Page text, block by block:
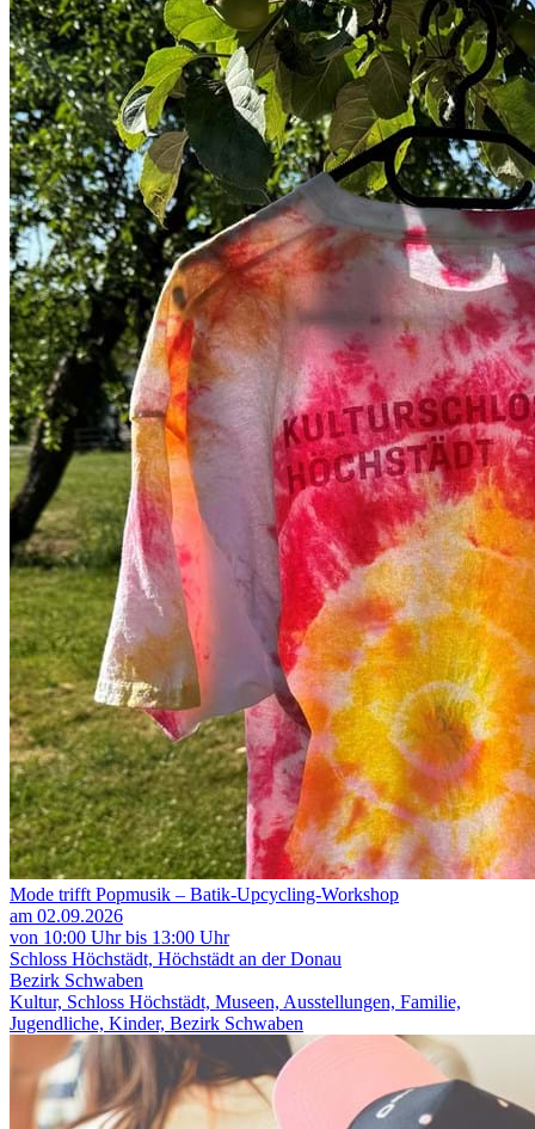
Mode trifft Popmusik – Batik-Upcycling-Workshop
am 02.09.2026
von 10:00 Uhr bis 13:00 Uhr
Schloss Höchstädt, Höchstädt an der Donau
Bezirk Schwaben
Kultur, Schloss Höchstädt, Museen, Ausstellungen, Familie,
Jugendliche, Kinder, Bezirk Schwaben